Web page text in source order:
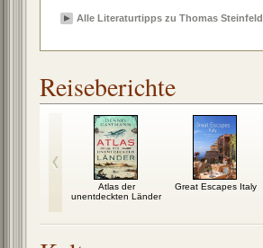
Alle Literaturtipps zu Thomas Steinfeld
Reiseberichte
Atlas der
unentdeckten Länder
Great Escapes Italy